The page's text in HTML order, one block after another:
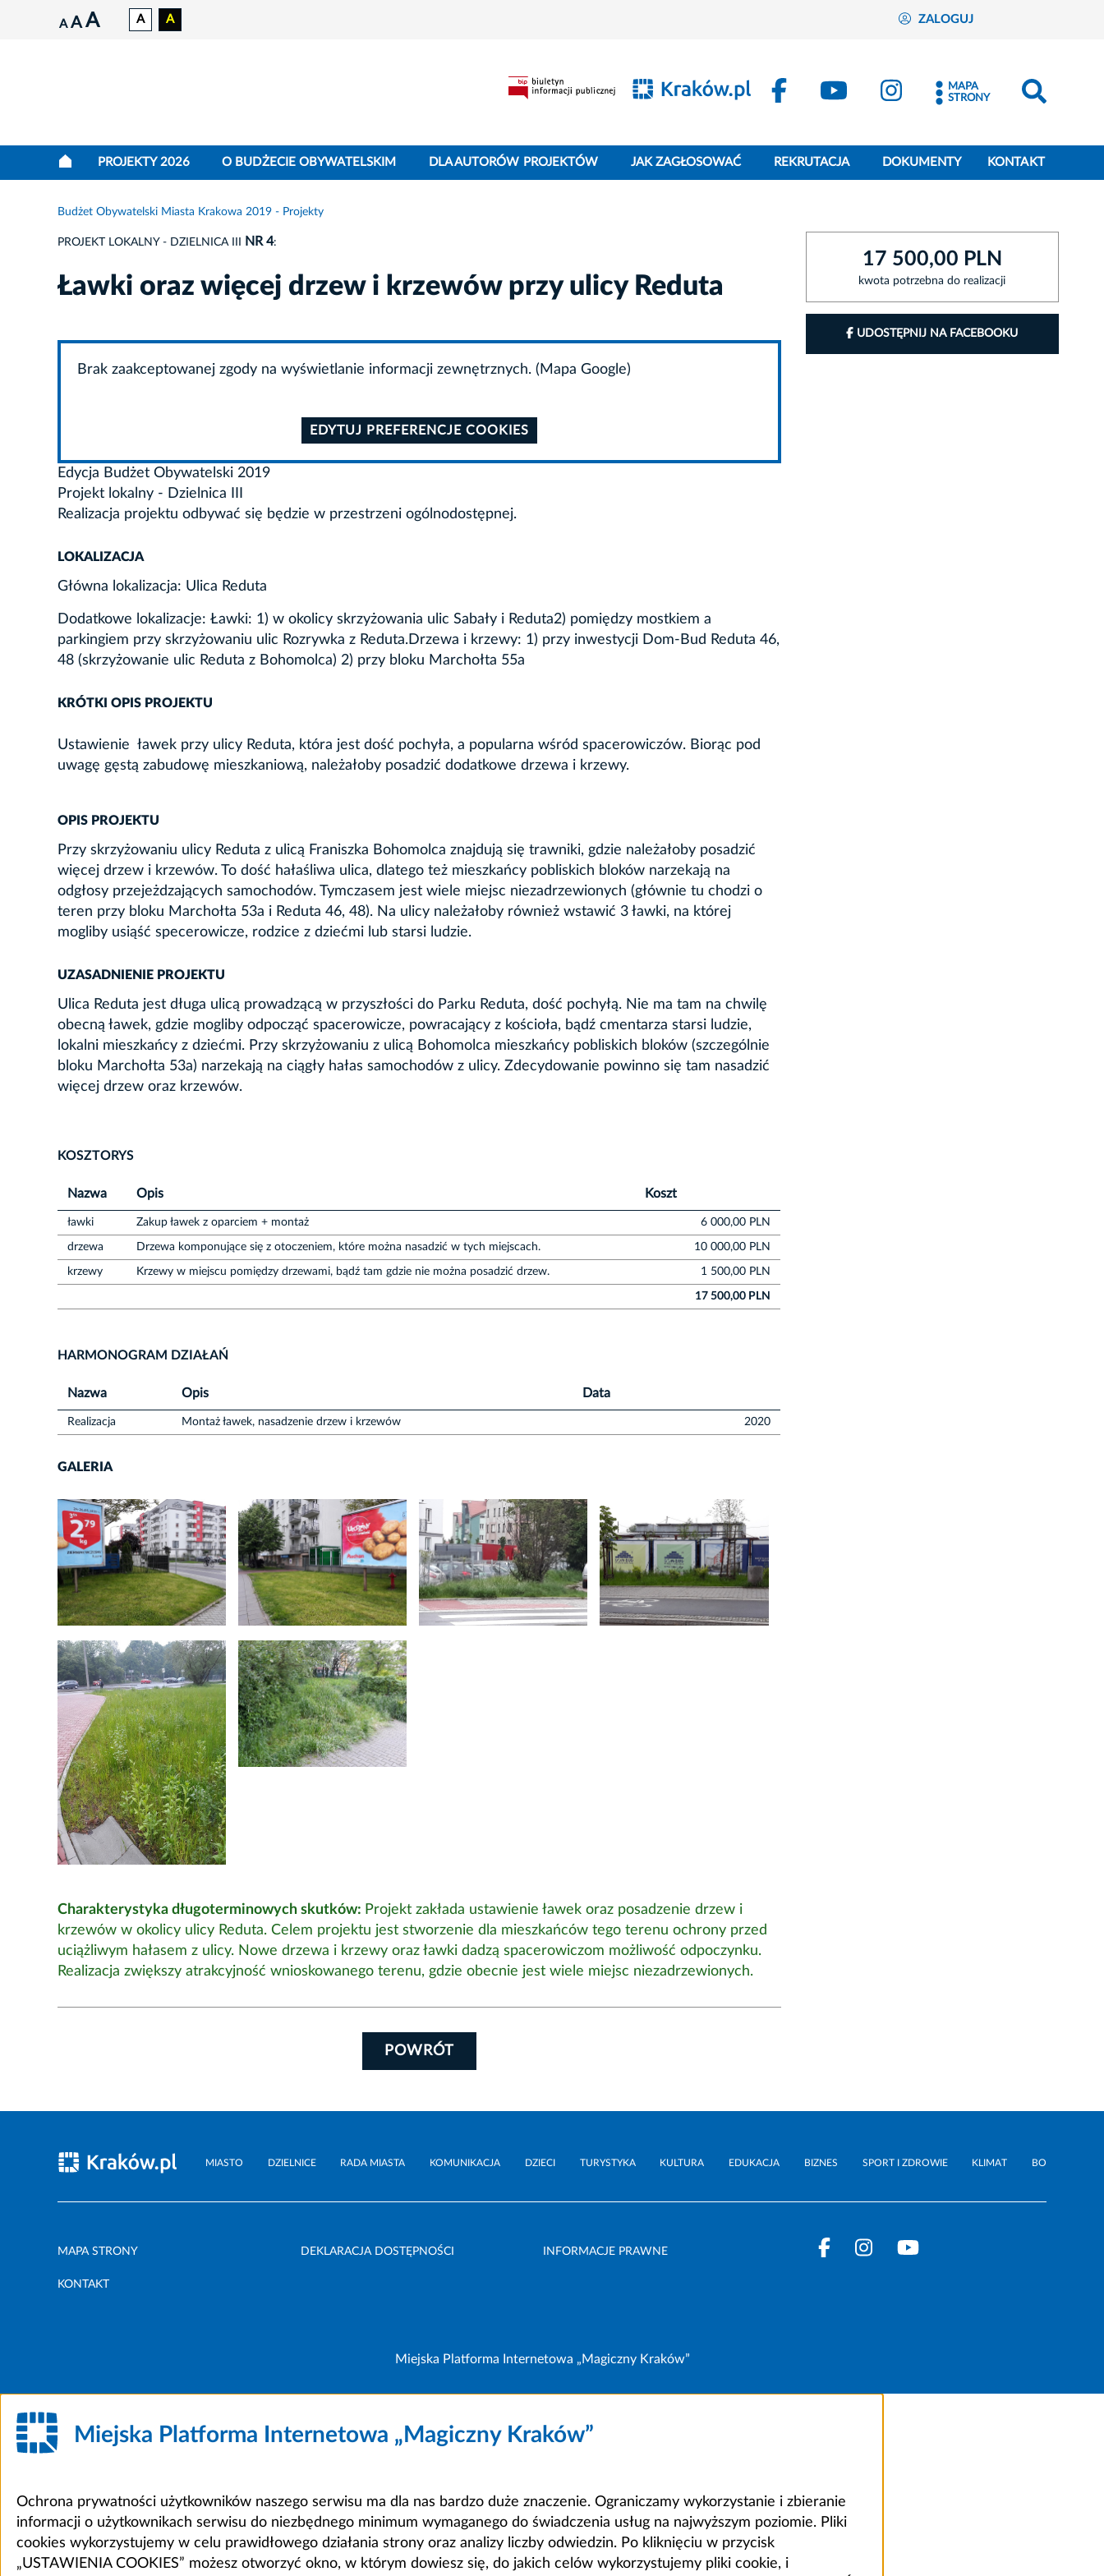
A A A A A ZALOGUJ
MAPA
STRONY
PROJEKTY 2026 O BUDŻECIE OBYWATELSKIM DLA AUTORÓW PROJEKTÓW JAK ZAGŁOSOWAĆ REKRUTACJA DOKUMENTY KONTAKT
Budżet Obywatelski Miasta Krakowa 2019 - Projekty
PROJEKT LOKALNY - DZIELNICA III NR 4:
Ławki oraz więcej drzew i krzewów przy ulicy Reduta
Brak zaakceptowanej zgody na wyświetlanie informacji zewnętrznych. (Mapa Google)
EDYTUJ PREFERENCJE COOKIES
Edycja Budżet Obywatelski 2019
Projekt lokalny - Dzielnica III
Realizacja projektu odbywać się będzie w przestrzeni ogólnodostępnej.
LOKALIZACJA
Główna lokalizacja: Ulica Reduta
Dodatkowe lokalizacje: Ławki: 1) w okolicy skrzyżowania ulic Sabały i Reduta2) pomiędzy mostkiem a
parkingiem przy skrzyżowaniu ulic Rozrywka z Reduta.Drzewa i krzewy: 1) przy inwestycji Dom-Bud Reduta 46,
48 (skrzyżowanie ulic Reduta z Bohomolca) 2) przy bloku Marchołta 55a
KRÓTKI OPIS PROJEKTU
Ustawienie ławek przy ulicy Reduta, która jest dość pochyła, a popularna wśród spacerowiczów. Biorąc pod
uwagę gęstą zabudowę mieszkaniową, należałoby posadzić dodatkowe drzewa i krzewy.
OPIS PROJEKTU
Przy skrzyżowaniu ulicy Reduta z ulicą Franiszka Bohomolca znajdują się trawniki, gdzie należałoby posadzić
więcej drzew i krzewów. To dość hałaśliwa ulica, dlatego też mieszkańcy pobliskich bloków narzekają na
odgłosy przejeżdzających samochodów. Tymczasem jest wiele miejsc niezadrzewionych (głównie tu chodzi o
teren przy bloku Marchołta 53a i Reduta 46, 48). Na ulicy należałoby również wstawić 3 ławki, na której
mogliby usiąść specerowicze, rodzice z dziećmi lub starsi ludzie.
UZASADNIENIE PROJEKTU
Ulica Reduta jest długa ulicą prowadzącą w przyszłości do Parku Reduta, dość pochyłą. Nie ma tam na chwilę
obecną ławek, gdzie mogliby odpocząć spacerowicze, powracający z kościoła, bądź cmentarza starsi ludzie,
lokalni mieszkańcy z dziećmi. Przy skrzyżowaniu z ulicą Bohomolca mieszkańcy pobliskich bloków (szczególnie
bloku Marchołta 53a) narzekają na ciągły hałas samochodów z ulicy. Zdecydowanie powinno się tam nasadzić
więcej drzew oraz krzewów.
KOSZTORYS
Nazwa Opis Koszt
ławki Zakup ławek z oparciem + montaż 6 000,00 PLN
drzewa Drzewa komponujące się z otoczeniem, które można nasadzić w tych miejscach. 10 000,00 PLN
krzewy Krzewy w miejscu pomiędzy drzewami, bądź tam gdzie nie można posadzić drzew. 1 500,00 PLN
17 500,00 PLN
HARMONOGRAM DZIAŁAŃ
Nazwa Opis Data
Realizacja Montaż ławek, nasadzenie drzew i krzewów 2020
GALERIA
Charakterystyka długoterminowych skutków: Projekt zakłada ustawienie ławek oraz posadzenie drzew i
krzewów w okolicy ulicy Reduta. Celem projektu jest stworzenie dla mieszkańców tego terenu ochrony przed
uciążliwym hałasem z ulicy. Nowe drzewa i krzewy oraz ławki dadzą spacerowiczom możliwość odpoczynku.
Realizacja zwiększy atrakcyjność wnioskowanego terenu, gdzie obecnie jest wiele miejsc niezadrzewionych.
POWRÓT
17 500,00 PLN
kwota potrzebna do realizacji
UDOSTĘPNIJ NA FACEBOOKU
MIASTO DZIELNICE RADA MIASTA KOMUNIKACJA DZIECI TURYSTYKA KULTURA EDUKACJA BIZNES SPORT I ZDROWIE KLIMAT BO
MAPA STRONY DEKLARACJA DOSTĘPNOŚCI INFORMACJE PRAWNE
KONTAKT
Miejska Platforma Internetowa „Magiczny Kraków”
Miejska Platforma Internetowa „Magiczny Kraków”
Ochrona prywatności użytkowników naszego serwisu ma dla nas bardzo duże znaczenie. Ograniczamy wykorzystanie i zbieranie
informacji o użytkownikach serwisu do niezbędnego minimum wymaganego do świadczenia usług na najwyższym poziomie. Pliki
cookies wykorzystujemy w celu prawidłowego działania strony oraz analizy liczby odwiedzin. Po kliknięciu w przycisk
„USTAWIENIA COOKIES” możesz otworzyć okno, w którym dowiesz się, do jakich celów wykorzystujemy pliki cookie, i